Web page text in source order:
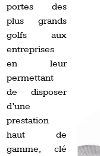
portes des
plus grands
golfs aux
entreprises
en leur
permettant
de disposer
d’une
prestation
haut de
gamme, clé